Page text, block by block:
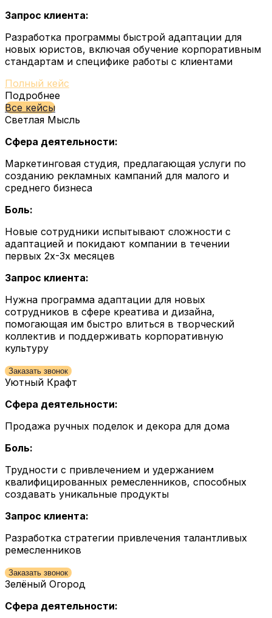
Запрос клиента:
Разработка программы быстрой адаптации для
новых юристов, включая обучение корпоративным
стандартам и специфике работы с клиентами
Полный кейс
Подробнее
Все кейсы
Светлая Мысль
Сфера деятельности:
Маркетинговая студия, предлагающая услуги по
созданию рекламных кампаний для малого и
среднего бизнеса
Боль:
Новые сотрудники испытывают сложности с
адаптацией и покидают компании в течении
первых 2х-3х месяцев
Запрос клиента:
Нужна программа адаптации для новых
сотрудников в сфере креатива и дизайна,
помогающая им быстро влиться в творческий
коллектив и поддерживать корпоративную
культуру
Заказать звонок
Уютный Крафт
Сфера деятельности:
Продажа ручных поделок и декора для дома
Боль:
Трудности с привлечением и удержанием
квалифицированных ремесленников, способных
создавать уникальные продукты
Запрос клиента:
Разработка стратегии привлечения талантливых
ремесленников
Заказать звонок
Зелёный Огород
Сфера деятельности: